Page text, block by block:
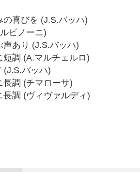
の喜びを (J.S.バッハ)
ビノーニ)
声あり (J.S.バッハ)
短調 (A.マルチェルロ)
(J.S.バッハ)
長調 (チマローサ)
長調 (ヴィヴァルディ)